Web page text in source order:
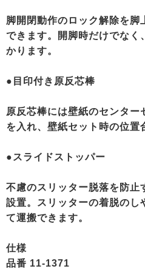
脚開閉動作のロック解除を脚
できます。開脚時だけでなく
かります。
●目印付き原反芯棒
原反芯棒には壁紙のセンター
を入れ、壁紙セット時の位置
●スライドストッパー
不慮のスリッター脱落を防止
設置。スリッターの着脱のし
て運搬できます。
仕様
品番 11-1371